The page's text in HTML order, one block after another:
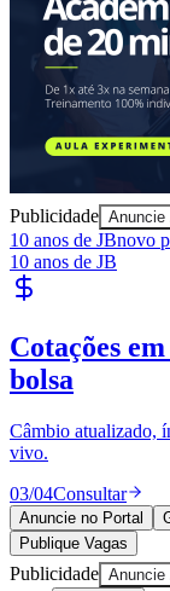
Athletico-PR
Publicidade Anuncie
10 anos de JBnovo
10 anos de JB
Publique
Publique vagas e
04/04Publicar
Anuncie no Portal
Publique Vagas
Publicidade Anuncie
Geral Seguir